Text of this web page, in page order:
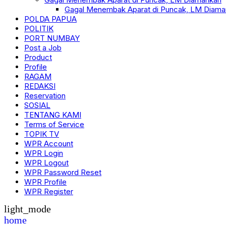
Gagal Menembak Aparat di Puncak, LM
POLDA PAPUA
POLITIK
PORT NUMBAY
Post a Job
Product
Profile
RAGAM
REDAKSI
Reservation
SOSIAL
TENTANG KAMI
Terms of Service
TOPIK TV
WPR Account
WPR Login
WPR Logout
WPR Password Reset
WPR Profile
WPR Register
light_mode
home